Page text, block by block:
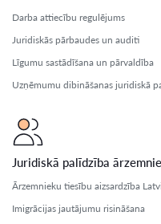
Darba attiecību regulējums
Juridiskās pārbaudes un auditi
Līgumu sastādīšana un pārvaldība
Uzņēmumu dibināšanas juridiskā
Juridiskā palīdzība
Ārzemnieku tiesību aizsardzība
Imigrācijas jautājumu risināšana